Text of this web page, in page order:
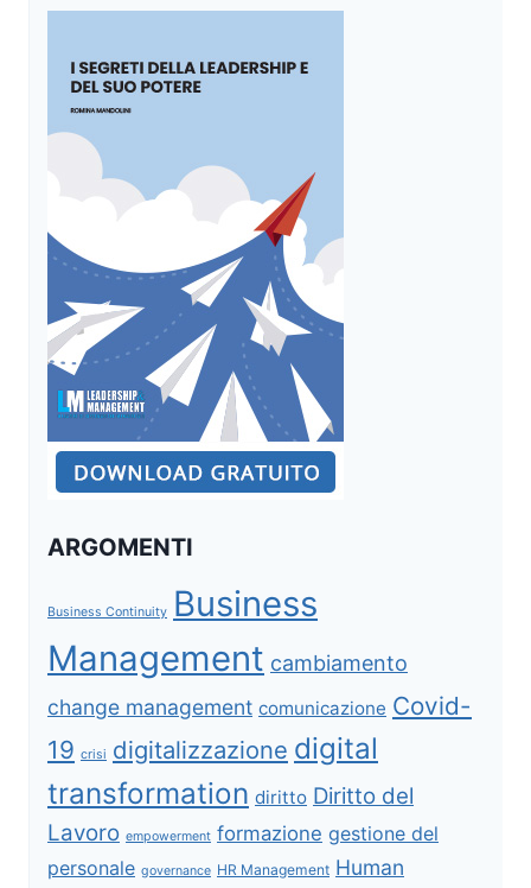
ARGOMENTI
Business Continuity Business
Management cambiamento
change management comunicazione Covid-
19 crisi digitalizzazione digital
transformation diritto Diritto del
Lavoro empowerment formazione gestione del
personale governance HR Management Human